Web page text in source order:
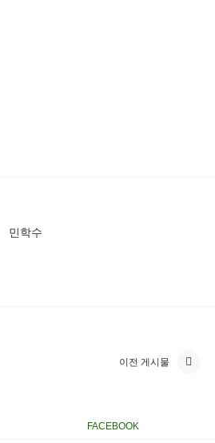
민학수
이전 게시물
FACEBOOK